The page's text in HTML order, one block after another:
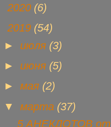
2020 (6)
2019 (54)
► июля (3)
► июня (5)
► мая (2)
▼ марта (37)
5 АНЕКДОТОВ от